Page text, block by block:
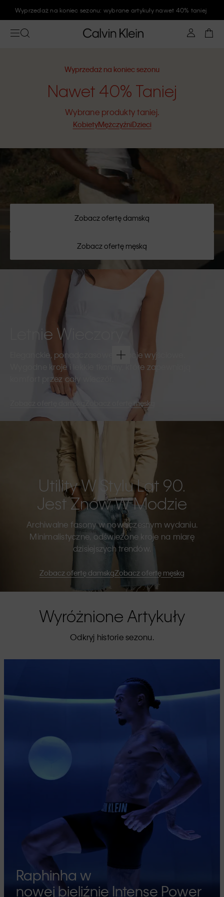
Zapisz się na newsletter Calvin Klein i zyskaj rabat 10%
Wyprzedaż na koniec sezonu
Nawet 40% Taniej
Wybrane produkty taniej.
KobietyMężczyźniDzieci
Zobacz ofertę damską
Zobacz ofertę męską
Letnie Wieczory
Eleganckie, ponadczasowe kreacje wyjściowe.
Wygodne kroje i lekkie tkaniny, które zapewniają
komfort przez cały wieczór.
Zobacz ofertę damską Zobacz ofertę męską
Utility W Stylu Lat 90.
Jest Znów W Modzie
Archiwalne fasony w nowoczesnym wydaniu.
Minimalistyczne, odświeżone kroje na miarę
dzisiejszych trendów.
Zobacz ofertę damskąZobacz ofertę męską
Wyróżnione Artykuły
Odkryj historie sezonu.
Raphinha w
nowej bieliźnie Intense Power